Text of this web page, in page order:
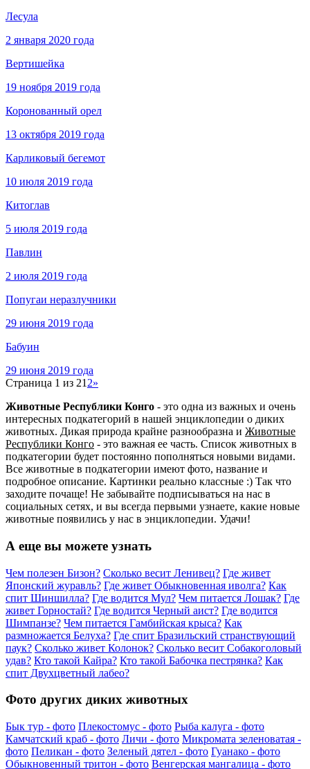
Лесула
2 января 2020 года
Вертишейка
19 ноября 2019 года
Коронованный орел
13 октября 2019 года
Карликовый бегемот
10 июля 2019 года
Китоглав
5 июля 2019 года
Павлин
2 июля 2019 года
Попугаи неразлучники
29 июня 2019 года
Бабуин
29 июня 2019 года
Страница 1 из 21 2»
Животные Республики Конго - это одна из важных и очень
интересных подкатегорий в нашей энциклопедии о диких
животных. Дикая природа крайне разнообразна и Животные
Республики Конго - это важная ее часть. Список животных в
подкатегории будет постоянно пополняться новыми видами.
Все животные в подкатегории имеют фото, название и
подробное описание. Картинки реально классные :) Так что
заходите почаще! Не забывайте подписываться на нас в
социальных сетях, и вы всегда первыми узнаете, какие новые
животные появились у нас в энциклопедии. Удачи!
А еще вы можете узнать
Чем полезен Бизон? Сколько весит Ленивец? Где живет
Японский журавль? Где живет Обыкновенная иволга? Как
спит Шиншилла? Где водится Мул? Чем питается Лошак? Где
живет Горностай? Где водится Черный аист? Где водится
Шимпанзе? Чем питается Гамбийская крыса? Как
размножается Белуха? Где спит Бразильский странствующий
паук? Сколько живет Колонок? Сколько весит Собакоголовый
удав? Кто такой Кайра? Кто такой Бабочка пестрянка? Как
спит Двухцветный лабео?
Фото других диких животных
Бык тур - фото Плекостомус - фото Рыба калуга - фото
Камчатский краб - фото Личи - фото Микромата зеленоватая -
фото Пеликан - фото Зеленый дятел - фото Гуанако - фото
Обыкновенный тритон - фото Венгерская мангалица - фото